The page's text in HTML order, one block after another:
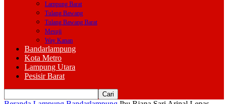
Lampung Barat
Tulang Bawang
Tulang Bawang Barat
Mesuji
Way Kanan
Bandarlampung
Kota Metro
Lampung Utara
Pesisir Barat